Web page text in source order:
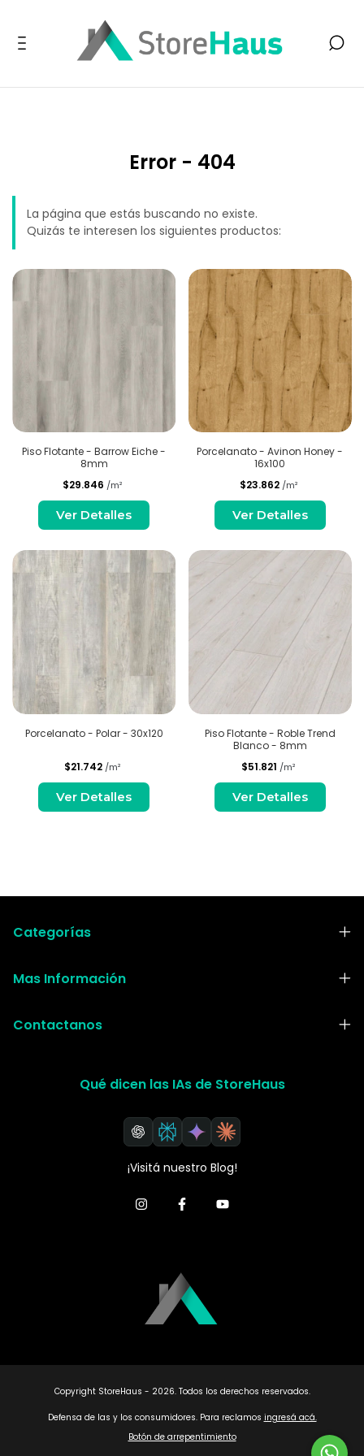
Error - 404
La página que estás buscando no existe.
Quizás te interesen los siguientes productos:
Piso Flotante - Barrow Eiche -
8mm
$29.846 /m²
Ver Detalles
Porcelanato - Avinon Honey -
16x100
$23.862 /m²
Ver Detalles
Porcelanato - Polar - 30x120
$21.742 /m²
Ver Detalles
Piso Flotante - Roble Trend
Blanco - 8mm
$51.821 /m²
Ver Detalles
Categorías
Mas Información
Contactanos
Qué dicen las IAs de StoreHaus
¡Visitá nuestro Blog!
Copyright StoreHaus - 2026. Todos los derechos reservados.
Defensa de las y los consumidores. Para reclamos ingresá acá.
Botón de arrepentimiento